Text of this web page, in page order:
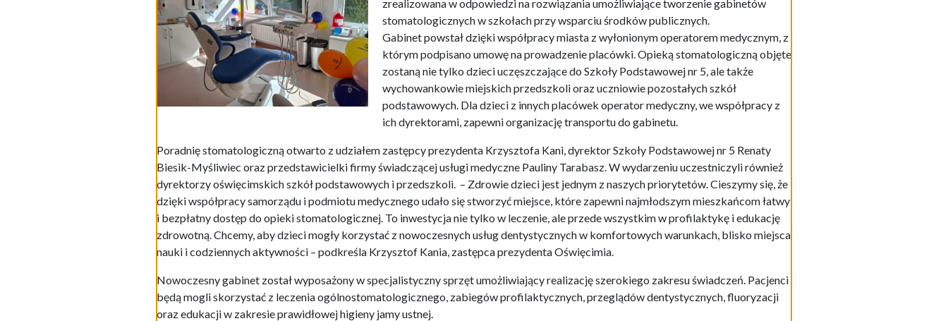
zrealizowana w odpowiedzi na rozwiązania umożliwiające tworzenie gabinetów
stomatologicznych w szkołach przy wsparciu środków publicznych.
Gabinet powstał dzięki współpracy miasta z wyłonionym operatorem medycznym, z
którym podpisano umowę na prowadzenie placówki. Opieką stomatologiczną objęte
zostaną nie tylko dzieci uczęszczające do Szkoły Podstawowej nr 5, ale także
wychowankowie miejskich przedszkoli oraz uczniowie pozostałych szkół
podstawowych. Dla dzieci z innych placówek operator medyczny, we współpracy z
ich dyrektorami, zapewni organizację transportu do gabinetu.
Poradnię stomatologiczną otwarto z udziałem zastępcy prezydenta Krzysztofa Kani, dyrektor Szkoły Podstawowej nr 5 Renaty
Biesik-Myśliwiec oraz przedstawicielki firmy świadczącej usługi medyczne Pauliny Tarabasz. W wydarzeniu uczestniczyli również
dyrektorzy oświęcimskich szkół podstawowych i przedszkoli. – Zdrowie dzieci jest jednym z naszych priorytetów. Cieszymy się, że
dzięki współpracy samorządu i podmiotu medycznego udało się stworzyć miejsce, które zapewni najmłodszym mieszkańcom łatwy
i bezpłatny dostęp do opieki stomatologicznej. To inwestycja nie tylko w leczenie, ale przede wszystkim w profilaktykę i edukację
zdrowotną. Chcemy, aby dzieci mogły korzystać z nowoczesnych usług dentystycznych w komfortowych warunkach, blisko miejsca
nauki i codziennych aktywności – podkreśla Krzysztof Kania, zastępca prezydenta Oświęcimia.
Nowoczesny gabinet został wyposażony w specjalistyczny sprzęt umożliwiający realizację szerokiego zakresu świadczeń. Pacjenci
będą mogli skorzystać z leczenia ogólnostomatologicznego, zabiegów profilaktycznych, przeglądów dentystycznych, fluoryzacji
oraz edukacji w zakresie prawidłowej higieny jamy ustnej.